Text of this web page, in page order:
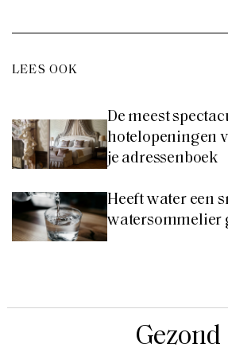
LEES OOK
De meest
hotelopeningen
je adressenboek
Heeft water een
watersommelier
Gezond